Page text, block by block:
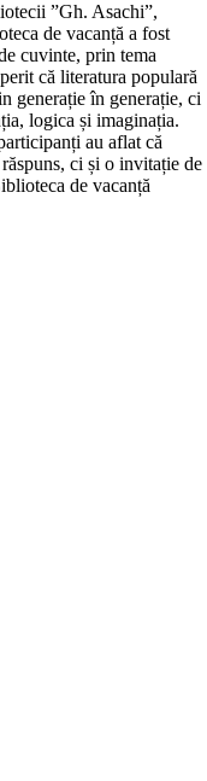
”Gh. Asachi”,
de vacanță a fost
cuvinte, prin tema
că literatura populară
generație în generație, ci
logica și imaginația.
au aflat că
ci și o invitație de
de vacanță